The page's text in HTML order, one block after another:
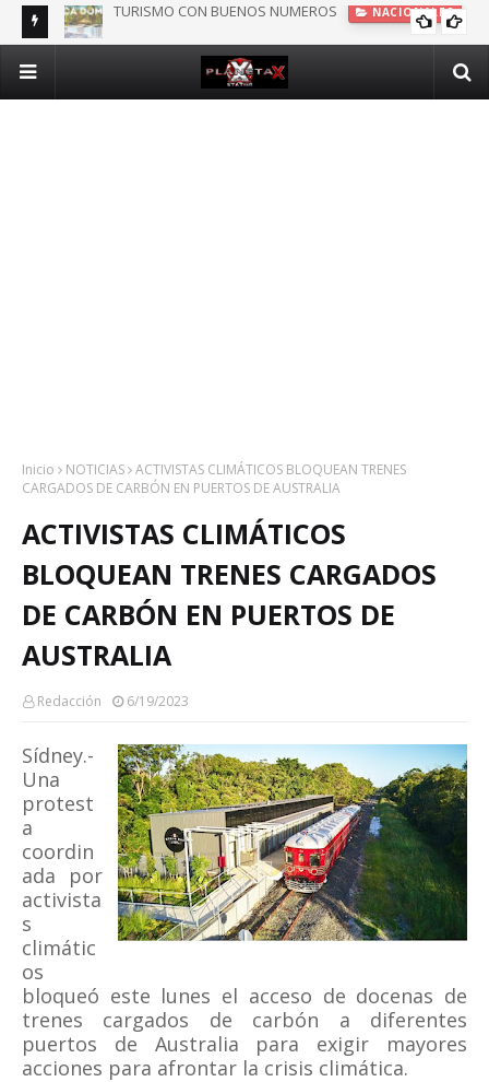
DOMINICANOS DEPENDIENTES DE SEGURO PÚBLICO EN N.Y.
INTERNACIONALES
Inicio NOTICIAS ACTIVISTAS CLIMÁTICOS BLOQUEAN TRENES
CARGADOS DE CARBÓN EN PUERTOS DE AUSTRALIA
ACTIVISTAS CLIMÁTICOS
BLOQUEAN TRENES CARGADOS
DE CARBÓN EN PUERTOS DE
AUSTRALIA
Redacción 6/19/2023
Sídney.-
Una
protest
a
coordin
ada por
activista
s
climátic
os
bloqueó este lunes el acceso de docenas de
trenes cargados de carbón a diferentes
puertos de Australia para exigir mayores
acciones para afrontar la crisis climática.